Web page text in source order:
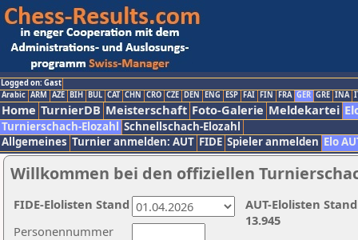
Logged on: Gast
Arabic ARM AZE BIH BUL CAT CHN CRO CZE DEN ENG ESP FAI FIN FRA GER GRE INA
Home TurnierDB Meisterschaft Foto-Galerie Meldekartei
Turnierschach-Elozahl Schnellschach-Elozahl
Allgemeines Turnier anmelden: AUT FIDE Spieler anmelden Elo
Willkommen bei den offiziellen
Personennummer
AUT-Elolisten
13.945
FIDE-Elolisten Stand